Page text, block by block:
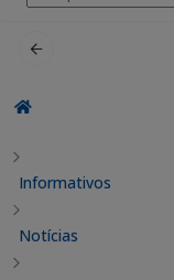
por:
Informativos
Notícias